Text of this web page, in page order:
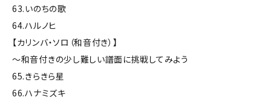
63.いのちの歌
64.ハルノヒ
【カリンバ・ソロ（和音付き）】
～和音付きの少し難しい譜面に挑戦してみよう
65.きらきら星
66.ハナミズキ